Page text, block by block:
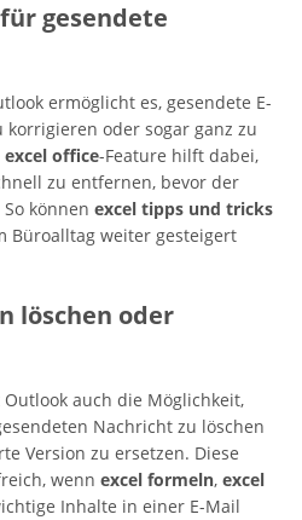
gesendete
ermöglicht es, gesendete E-
oder sogar ganz zu
excel office-Feature hilft dabei,
zu entfernen, bevor der
können excel tipps und tricks
Büroalltag weiter gesteigert
löschen oder
auch die Möglichkeit,
Nachricht zu löschen
Version zu ersetzen. Diese
wenn excel formeln, excel
Inhalte in einer E-Mail